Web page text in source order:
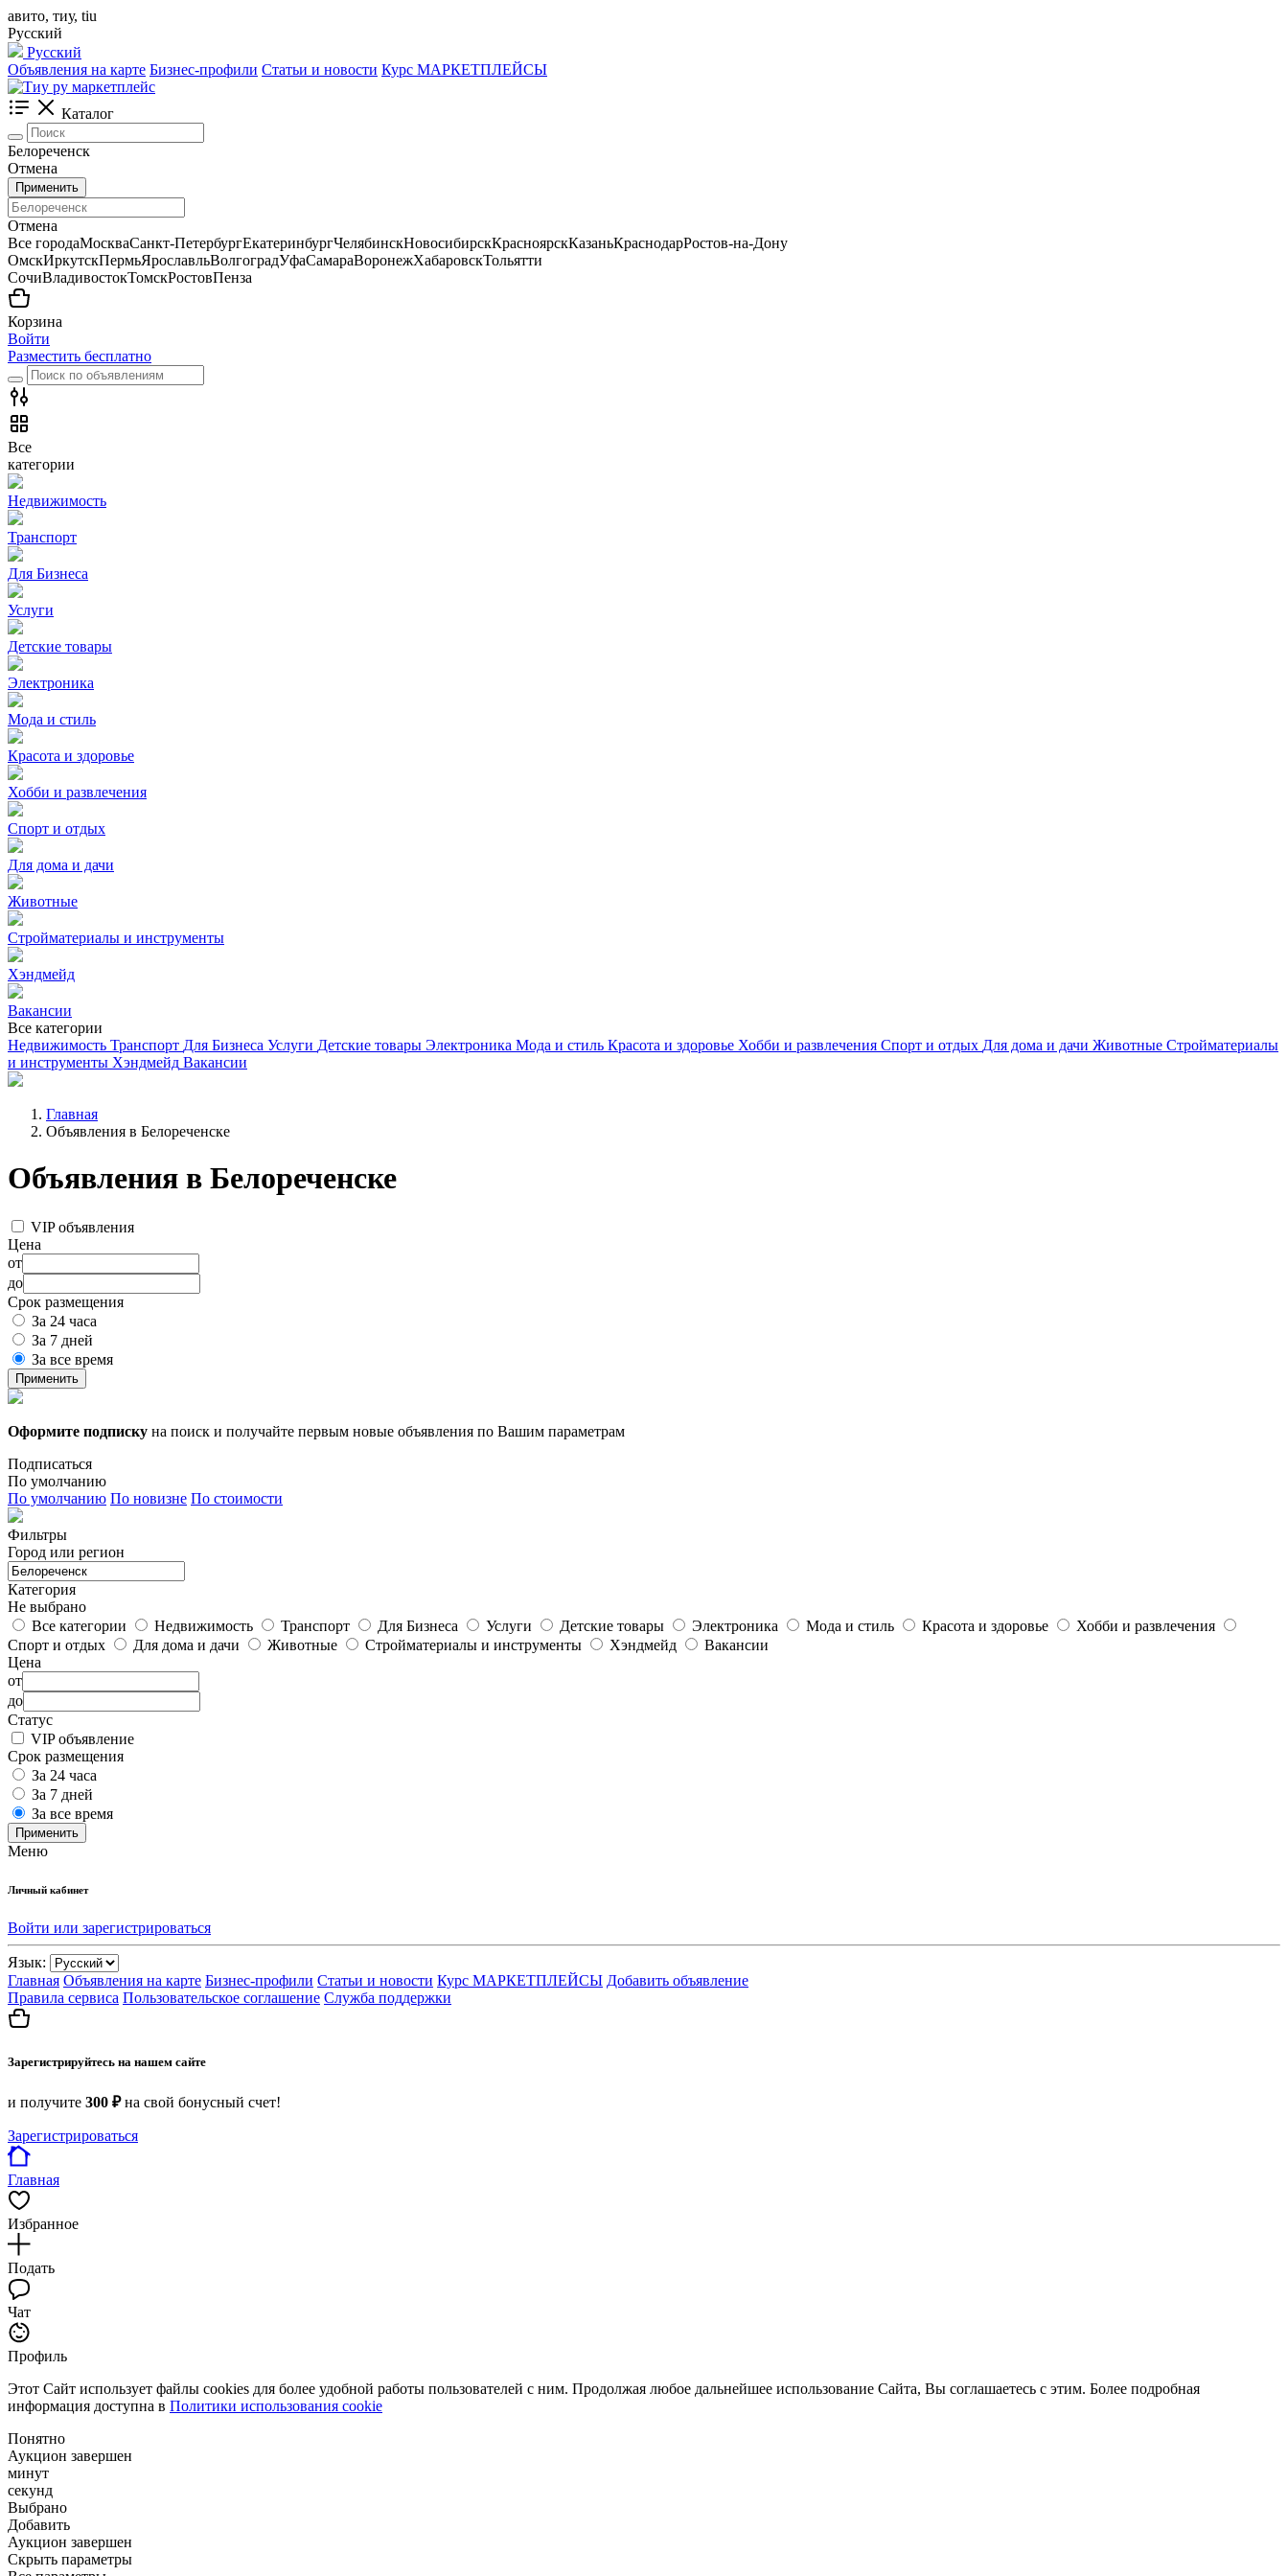
авито, тиу, tiu
Русский
Русский
Объявления на карте Бизнес-профили Статьи и новости Курс МАРКЕТПЛЕЙСЫ
Каталог
Белореченск
Отмена
Применить
Отмена
Все городаМоскваСанкт-ПетербургЕкатеринбургЧелябинскНовосибирскКрасноярскКазаньКраснодарРостов-на-Дону
ОмскИркутскПермьЯрославльВолгоградУфаСамараВоронежХабаровскТольятти
СочиВладивостокТомскРостовПенза
Корзина
Войти
Разместить бесплатно
Все
категории
Недвижимость
Транспорт
Для Бизнеса
Услуги
Детские товары
Электроника
Мода и стиль
Красота и здоровье
Хобби и развлечения
Спорт и отдых
Для дома и дачи
Животные
Стройматериалы и инструменты
Хэндмейд
Вакансии
Все категории
Недвижимость Транспорт Для Бизнеса Услуги Детские товары Электроника Мода и стиль Красота и здоровье Хобби и развлечения Спорт и отдых Для дома и дачи Животные Стройматериалы
и инструменты Хэндмейд Вакансии
Главная
Объявления в Белореченске
Объявления в Белореченске
VIP объявления
Цена
от
до
Срок размещения
За 24 часа
За 7 дней
За все время
Применить
Оформите подписку на поиск и получайте первым новые объявления по Вашим параметрам
Подписаться
По умолчанию
По умолчанию По новизне По стоимости
Фильтры
Город или регион
Категория
Не выбрано
Все категории
Недвижимость Транспорт Для Бизнеса Услуги Детские товары Электроника Мода и стиль Красота и здоровье
Хобби и развлечения
Спорт и отдых
Для дома и дачи Животные Стройматериалы и инструменты Хэндмейд
Вакансии
Цена
от
до
Статус
VIP объявление
Срок размещения
За 24 часа
За 7 дней
За все время
Применить
Меню
Личный кабинет
Войти или зарегистрироваться
Язык:
Главная Объявления на карте Бизнес-профили Статьи и новости Курс МАРКЕТПЛЕЙСЫ Добавить объявление
Правила сервиса Пользовательское соглашение Служба поддержки
Зарегистрируйтесь на нашем сайте
и получите 300 ₽на свой бонусный счет!
Зарегистрироваться
Главная
Избранное
Подать
Чат
Профиль
Этот Сайт использует файлы cookies для более удобной работы пользователей с ним. Продолжая любое дальнейшее использование Сайта, Вы соглашаетесь с этим. Более подробная
информация доступна в Политики использования cookie
Понятно
Аукцион завершен
минут
секунд
Выбрано
Добавить
Аукцион завершен
Скрыть параметры